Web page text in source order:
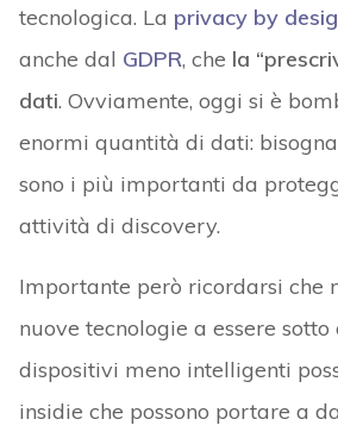
tecnologica. La privacy by
anche dal GDPR, che la
dati. Ovviamente, oggi si è
enormi quantità di dati:
sono i più importanti da
attività di discovery.
Importante però ricordarsi che
nuove tecnologie a essere sotto
dispositivi meno intelligenti
insidie che possono portare a